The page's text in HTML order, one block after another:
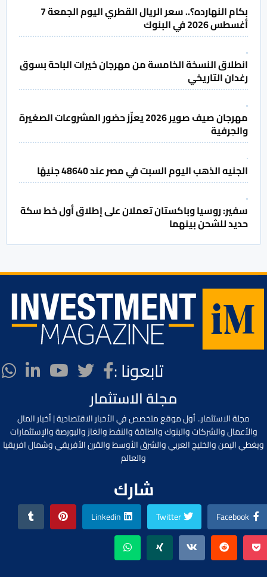
بكام النهارده؟.. سعر الريال القطري اليوم الجمعة 7
أغسطس 2026 في البنوك
انطلاق النسخة الخامسة من مهرجان خيرات الباحة بسوق
رغدان التاريخي
مهرجان صيف صوير 2026 يعزّز حضور المشروعات الصغيرة
والحِرفية
الجنيه الذهب اليوم السبت في مصر عند 48640 جنيهًا
سفير: روسيا وباكستان تعملان على إطلاق أول خط سكة
حديد للشحن بينهما
تابعونا :
مجلة الاستثمار
مجلة الاستثمار.. أول موقع متخصص في الأخبار الاقتصادية | أخبار المال
والأعمال والشركات والبنوك والطاقة والنفط والغاز والبورصة والإستثمارات
ويغطي اليمن والخليج العربي والشرق الأوسط والقرن الأفريقي وشمال افريقيا
والعالم
شارك
Facebook
Twitter
Linkedin